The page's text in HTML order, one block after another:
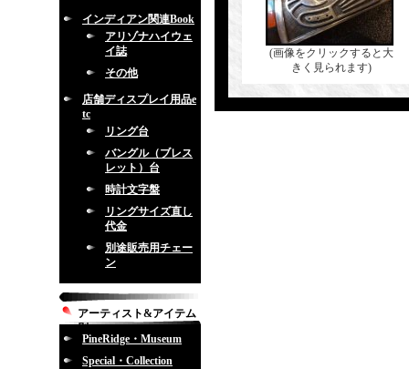
インディアン関連Book
アリゾナハイウェ
イ誌
その他
店舗ディスプレイ用品e
tc
リング台
バングル（ブレス
レット）台
時計文字盤
リングサイズ直し
代金
別途販売用チェー
ン
アーティスト&アイテム
別
PineRidge・Museum
Special・Collection
(画像をクリックすると大
きく見られます)